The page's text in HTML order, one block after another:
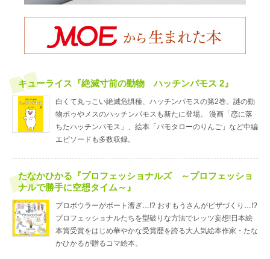
キューライス『絶滅寸前の動物 ハッチンパモス 2』
白くて丸っこい絶滅危惧種、ハッチンパモスの第2巻。謎の動
物ボゥやメスのハッチンパモスも新たに登場。 漫画「恋に落
ちたハッチンパモス」、絵本「パモタローのりんご」など中編
エピソードも多数収録。
たなかひかる『プロフェッショナルズ ～プロフェッショ
ナルで勝手に空想タイム～』
プロボウラーがボート漕ぎ…!? おすもうさんがピザづくり…!?
プロフェッショナルたちを型破りな方法でレッツ妄想!日本絵
本賞受賞をはじめ華やかな受賞歴を誇る大人気絵本作家・たな
かひかるが贈るコマ絵本。